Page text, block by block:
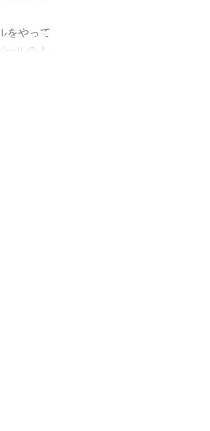
をやって
ルの入